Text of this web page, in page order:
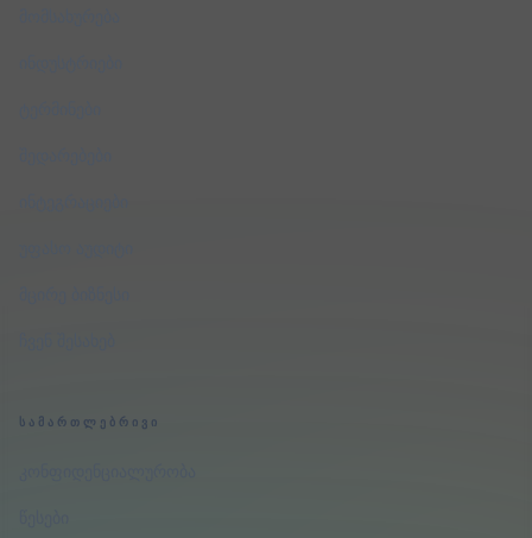
ᲡᲐᲛᲐᲠᲗᲚᲔᲑᲠᲘᲕᲘ